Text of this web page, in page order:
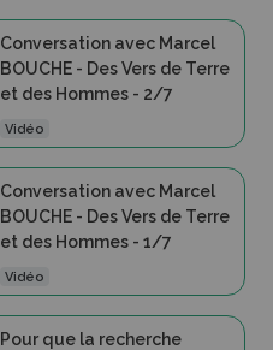
Conversation avec Marcel
BOUCHE - Des Vers de Terre
et des Hommes - 2/7
Vidéo
Conversation avec Marcel
BOUCHE - Des Vers de Terre
et des Hommes - 1/7
Vidéo
Pour que la recherche